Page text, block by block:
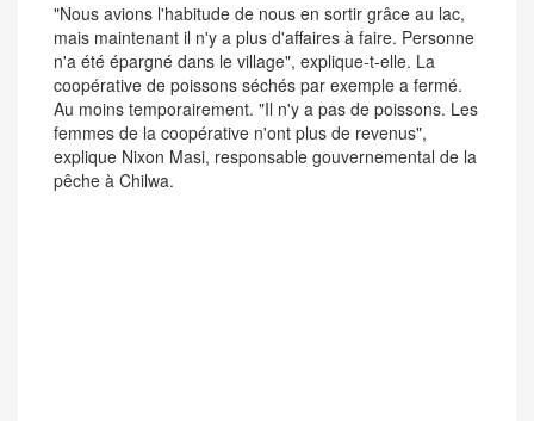
"Nous avions l'habitude de nous en sortir grâce au lac,
mais maintenant il n'y a plus d'affaires à faire. Personne
n'a été épargné dans le village", explique-t-elle. La
coopérative de poissons séchés par exemple a fermé.
Au moins temporairement. "Il n'y a pas de poissons. Les
femmes de la coopérative n'ont plus de revenus",
explique Nixon Masi, responsable gouvernemental de la
pêche à Chilwa.